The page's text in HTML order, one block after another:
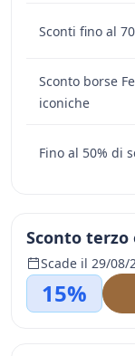
Sconti fino al
Sconto borse
iconiche
Fino al 50% di
Sconto terzo
Scade il 29/08/
15%